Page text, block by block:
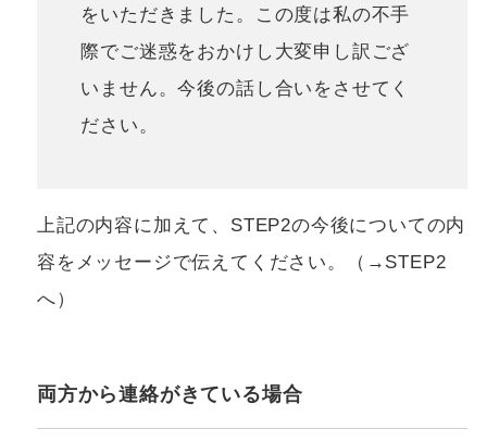
をいただきました。この度は私の不手
際でご迷惑をおかけし大変申し訳ござ
いません。今後の話し合いをさせてく
ださい。
上記の内容に加えて、STEP2の今後についての内
容をメッセージで伝えてください。（→STEP2
へ）
両方から連絡がきている場合